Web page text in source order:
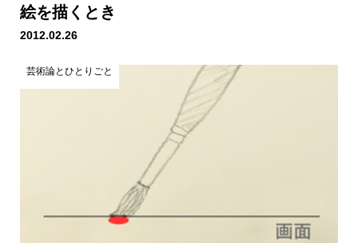
絵を描くとき
2012.02.26
芸術論とひとりごと